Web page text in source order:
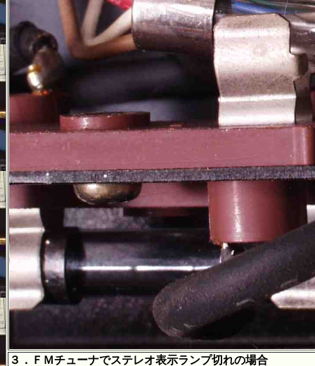
３．ＦＭチューナでステレオ表示ランプ切れの場合